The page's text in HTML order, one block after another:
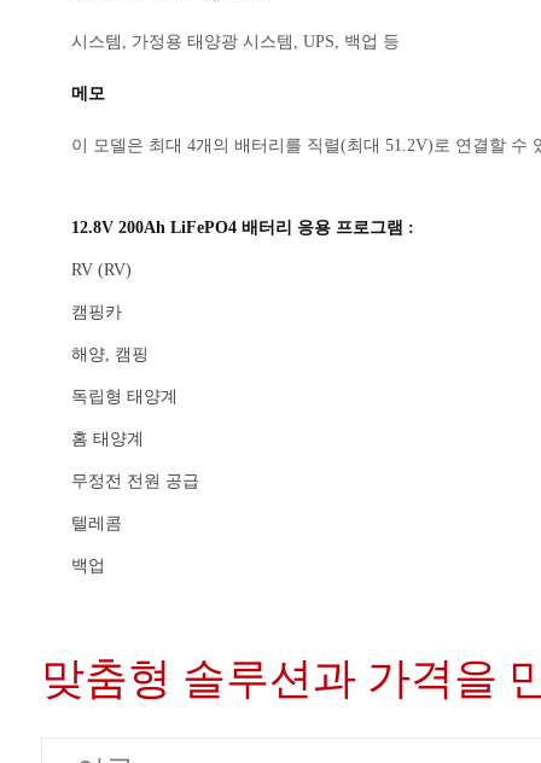
시스템, 가정용 태양광 시스템, UPS, 백업 등
메모
이 모델은 최대 4개의 배터리를 직렬(최대 51.2V)로 연결할 수
12.8V 200Ah LiFePO4 배터리 응용 프로그램 :
RV (RV)
캠핑카
해양, 캠핑
독립형 태양계
홈 태양계
무정전 전원 공급
텔레콤
백업
맞춤형 솔루션과 가격을